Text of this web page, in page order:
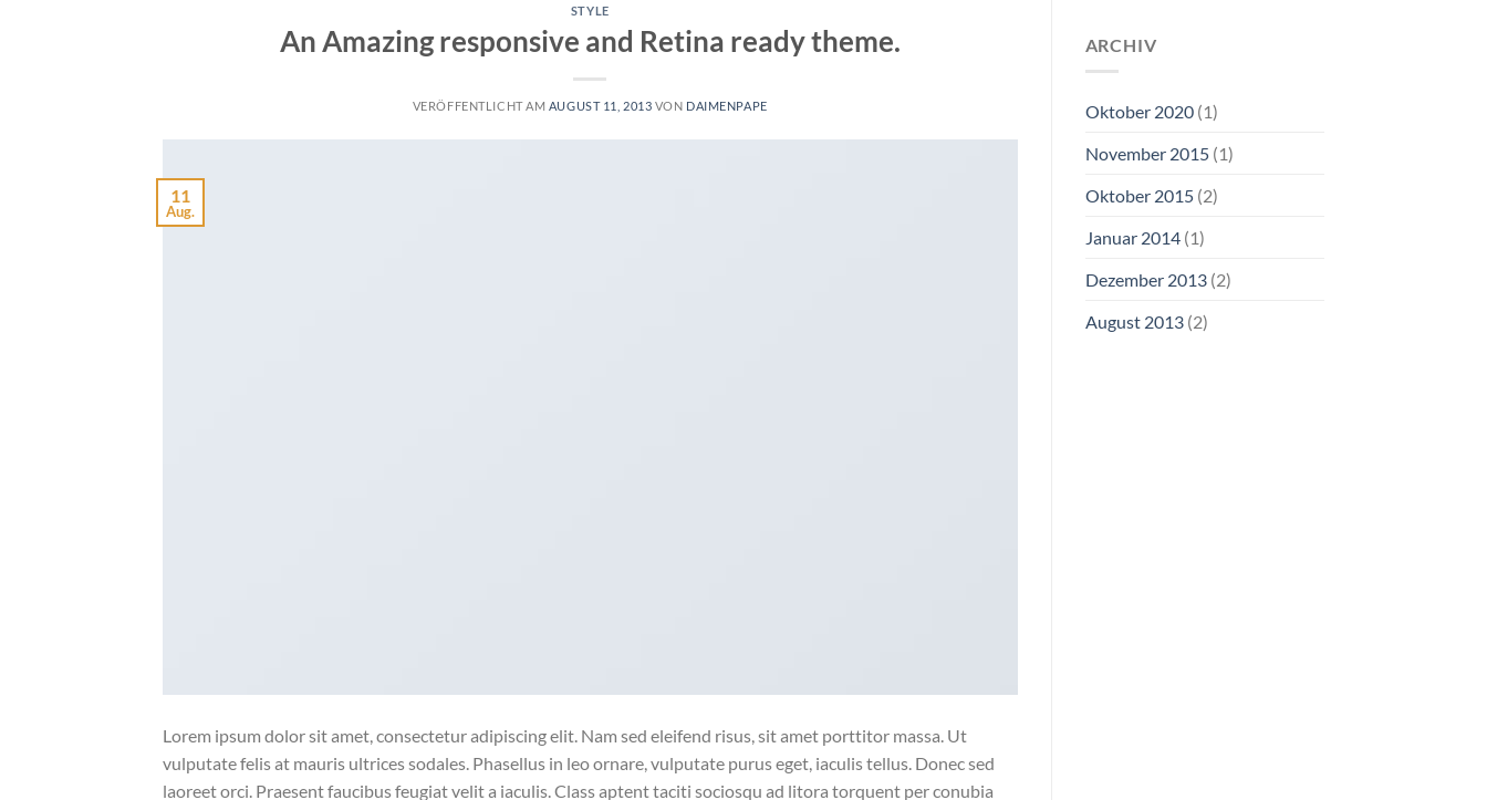
STYLE
An Amazing responsive and Retina ready theme.
VERÖFFENTLICHT AM AUGUST 11, 2013 VON DAIMENPAPE
11
Aug.
Lorem ipsum dolor sit amet, consectetur adipiscing elit. Nam sed eleifend risus, sit amet porttitor massa. Ut
vulputate felis at mauris ultrices sodales. Phasellus in leo ornare, vulputate purus eget, iaculis tellus. Donec sed
laoreet orci. Praesent faucibus feugiat velit a iaculis. Class aptent taciti sociosqu ad litora torquent per conubia
ARCHIV
Oktober 2020(1)
November 2015(1)
Oktober 2015(2)
Januar 2014(1)
Dezember 2013(2)
August 2013(2)